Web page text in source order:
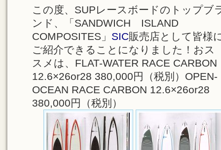
この度、SUPレースボードのトップブ
ンド、「SANDWICH ISLAND
COMPOSITES」 SIC販売店として皆様
ご紹介できることになりました！おス
スメは、FLAT-WATER RACE CARBON
12.6×26or28 380,000円（税別）OPEN-
OCEAN RACE CARBON 12.6×26or28
380,000円（税別）